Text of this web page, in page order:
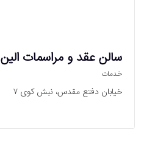
سالن عقد و مراسمات الین
خدمات
خیابان دفتع مقدس، نبش کوی ۷